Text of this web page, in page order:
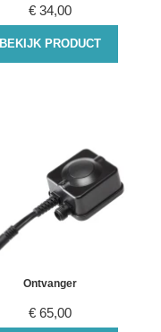
€ 34,00
BEKIJK PRODUCT
Ontvanger
€ 65,00